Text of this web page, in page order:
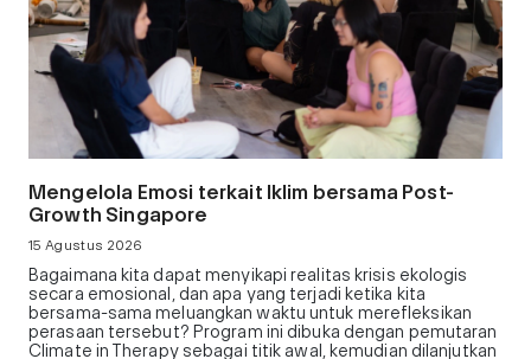
Mengelola Emosi terkait Iklim bersama Post-
Growth Singapore
15 Agustus 2026
Bagaimana kita dapat menyikapi realitas krisis ekologis
secara emosional, dan apa yang terjadi ketika kita
bersama-sama meluangkan waktu untuk merefleksikan
perasaan tersebut? Program ini dibuka dengan pemutaran
Climate in Therapy sebagai titik awal, kemudian dilanjutkan